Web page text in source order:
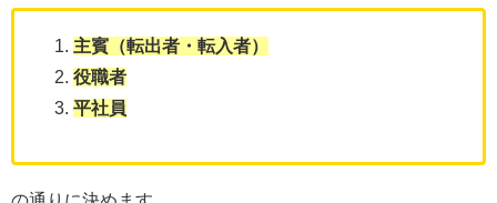
主賓（転出者・転入者）
役職者
平社員